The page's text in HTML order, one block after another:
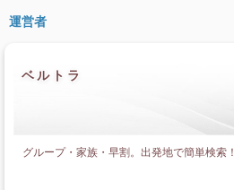
運営者
ベルトラ
グループ・家族・早割。出発地で簡単検索！